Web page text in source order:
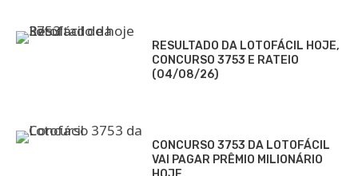
RESULTADO DA LOTOFÁCIL HOJE,
CONCURSO 3753 E RATEIO
(04/08/26)
CONCURSO 3753 DA LOTOFÁCIL
VAI PAGAR PRÊMIO MILIONÁRIO